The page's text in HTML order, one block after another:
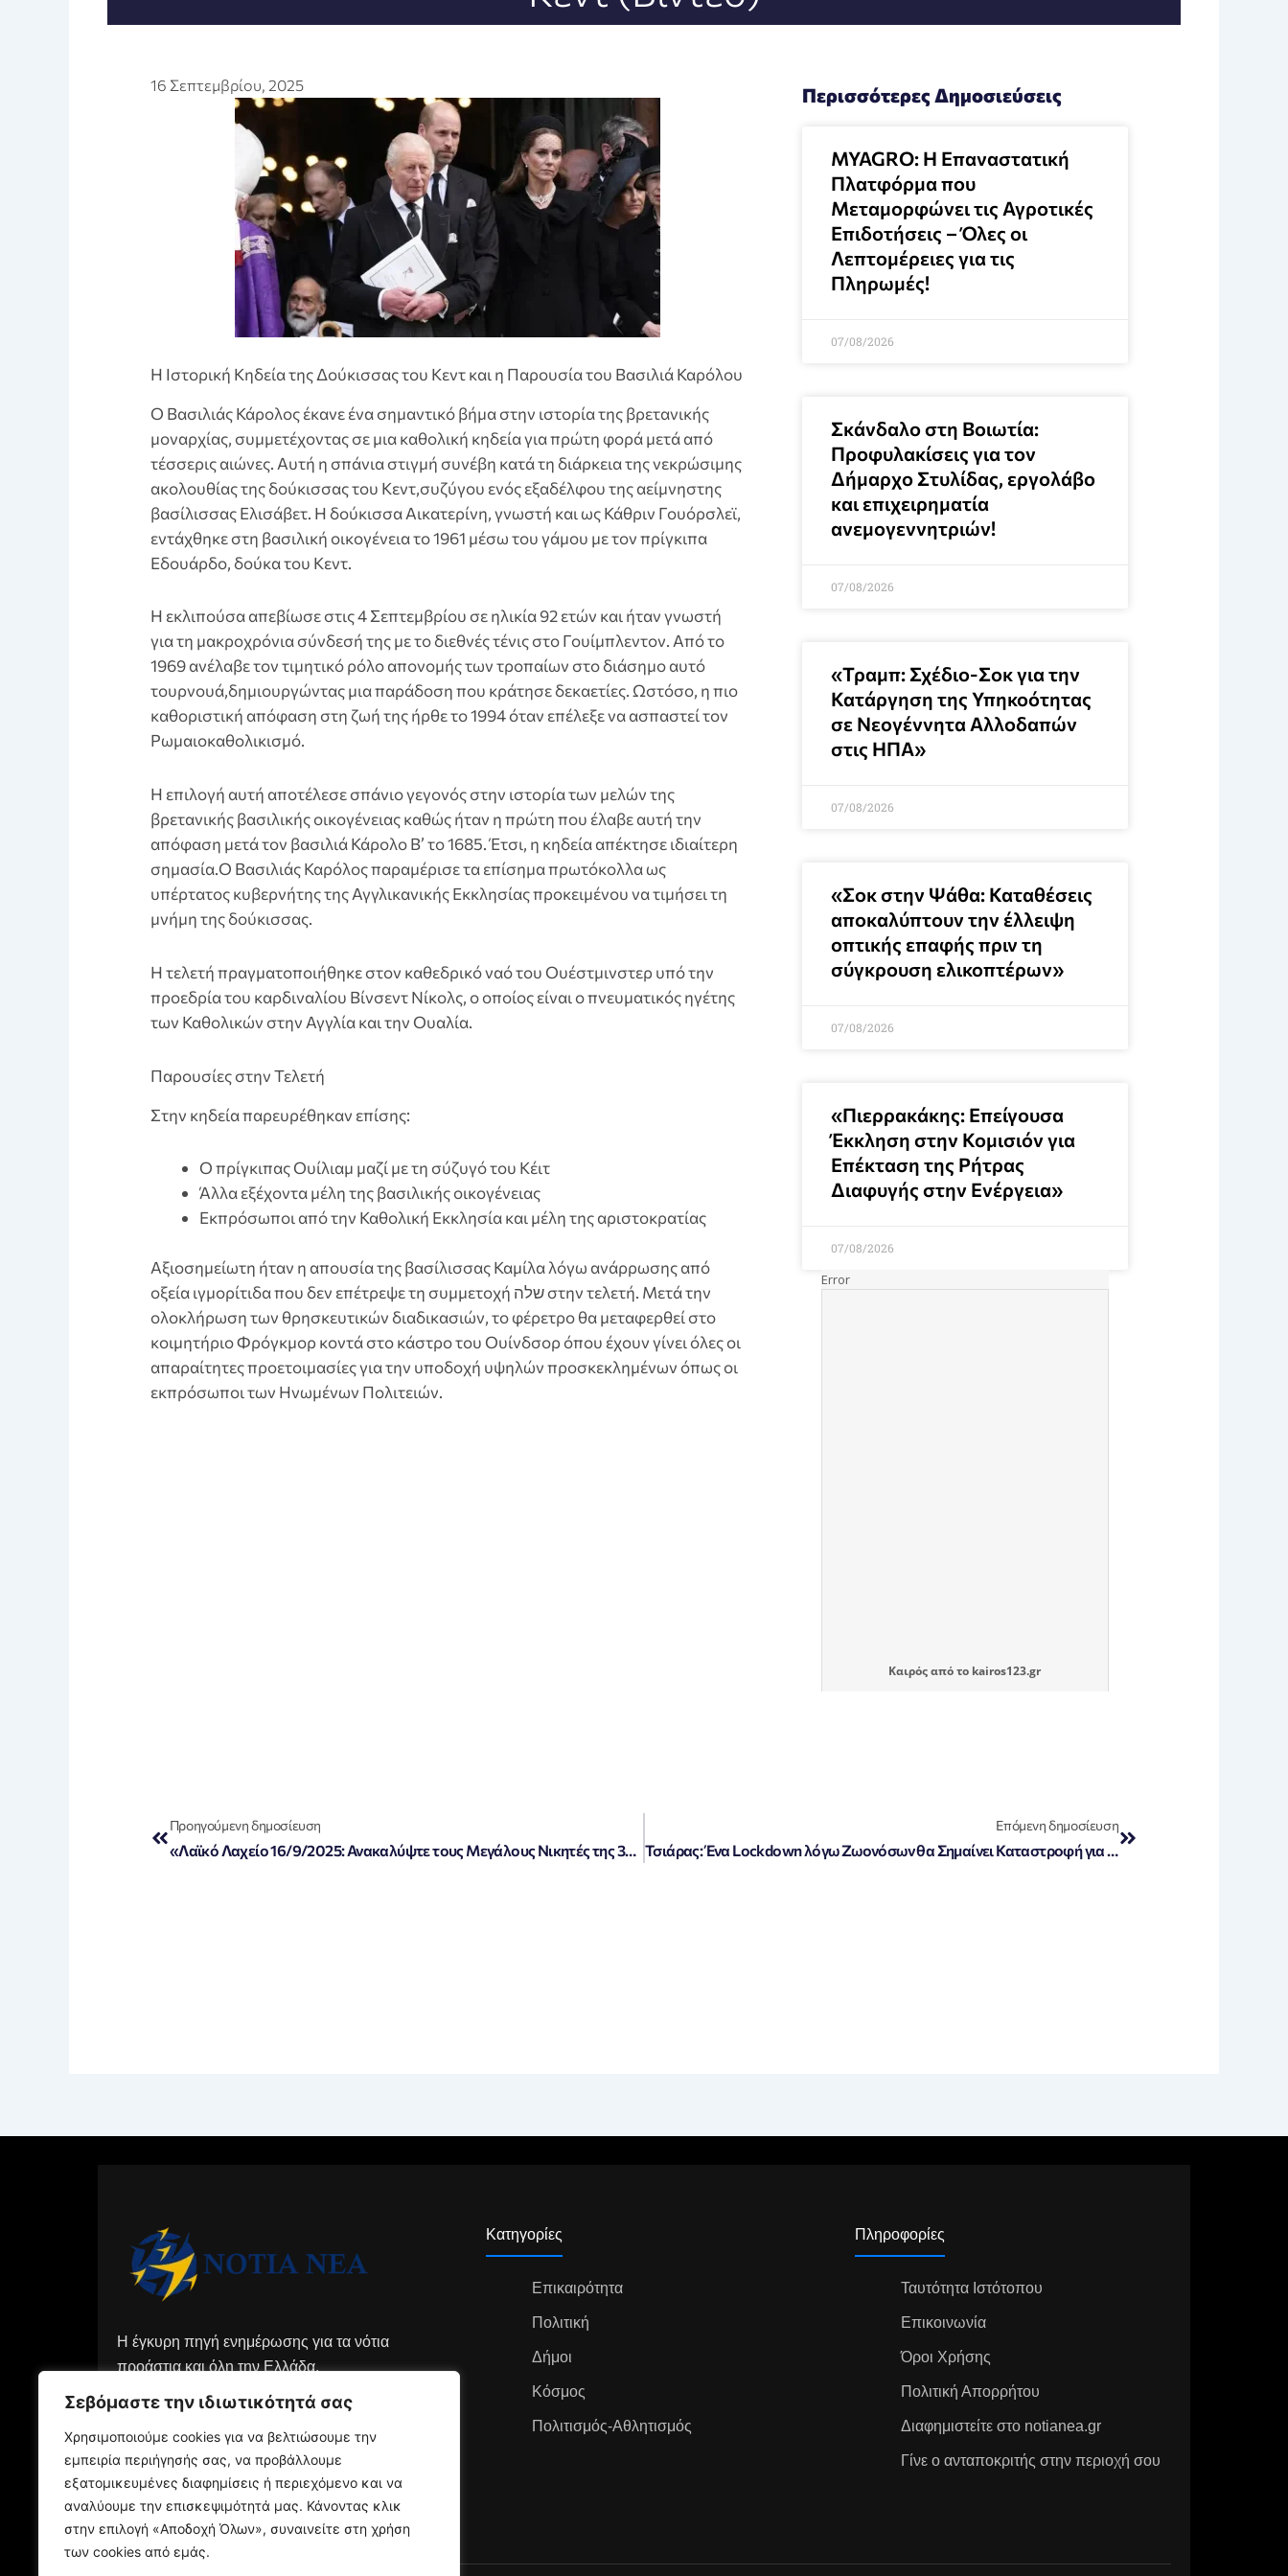
Σεβόμαστε την ιδιωτικότητά σας
Χρησιμοποιούμε cookies για να βελτιώσουμε την
εμπειρία περιήγησής σας, να προβάλλουμε
εξατομικευμένες διαφημίσεις ή περιεχόμενο και να
αναλύουμε την επισκεψιμότητά μας. Κάνοντας κλικ
στην επιλογή «Αποδοχή Όλων», συναινείτε στη χρήση
των cookies από εμάς.
16 Σεπτεμβρίου, 2025
Η Ιστορική Κηδεία της Δούκισσας του Κεντ και η Παρουσία του Βασιλιά Καρόλου
Ο Βασιλιάς Κάρολος έκανε ένα σημαντικό βήμα στην ιστορία της βρετανικής
μοναρχίας, συμμετέχοντας σε μια καθολική κηδεία για πρώτη φορά μετά από
τέσσερις αιώνες. Αυτή η σπάνια στιγμή συνέβη κατά τη διάρκεια της νεκρώσιμης
ακολουθίας της δούκισσας του Κεντ,συζύγου ενός εξαδέλφου της αείμνηστης
βασίλισσας Ελισάβετ. Η δούκισσα Αικατερίνη, γνωστή και ως Κάθριν Γουόρσλεϊ,
εντάχθηκε στη βασιλική οικογένεια το 1961 μέσω του γάμου με τον πρίγκιπα
Εδουάρδο, δούκα του Κεντ.
Η εκλιπούσα απεβίωσε στις 4 Σεπτεμβρίου σε ηλικία 92 ετών και ήταν γνωστή
για τη μακροχρόνια σύνδεσή της με το διεθνές τένις στο Γουίμπλεντον. Από το
1969 ανέλαβε τον τιμητικό ρόλο απονομής των τροπαίων στο διάσημο αυτό
τουρνουά,δημιουργώντας μια παράδοση που κράτησε δεκαετίες. Ωστόσο, η πιο
καθοριστική απόφαση στη ζωή της ήρθε το 1994 όταν επέλεξε να ασπαστεί τον
Ρωμαιοκαθολικισμό.
Η επιλογή αυτή αποτέλεσε σπάνιο γεγονός στην ιστορία των μελών της
βρετανικής βασιλικής οικογένειας καθώς ήταν η πρώτη που έλαβε αυτή την
απόφαση μετά τον βασιλιά Κάρολο Β’ το 1685. Έτσι, η κηδεία απέκτησε ιδιαίτερη
σημασία.Ο Βασιλιάς Καρόλος παραμέρισε τα επίσημα πρωτόκολλα ως
υπέρτατος κυβερνήτης της Αγγλικανικής Εκκλησίας προκειμένου να τιμήσει τη
μνήμη της δούκισσας.
Η τελετή πραγματοποιήθηκε στον καθεδρικό ναό του Ουέστμινστερ υπό την
προεδρία του καρδιναλίου Βίνσεντ Νίκολς, ο οποίος είναι ο πνευματικός ηγέτης
των Καθολικών στην Αγγλία και την Ουαλία.
Παρουσίες στην Τελετή
Στην κηδεία παρευρέθηκαν επίσης:
Ο πρίγκιπας Ουίλιαμ μαζί με τη σύζυγό του Κέιτ
Άλλα εξέχοντα μέλη της βασιλικής οικογένειας
Εκπρόσωποι από την Καθολική Εκκλησία και μέλη της αριστοκρατίας
Aξιοσημείωτη ήταν η απουσία της βασίλισσας Καμίλα λόγω ανάρρωσης από
οξεία ιγμορίτιδα που δεν επέτρεψε τη συμμετοχή שלה στην τελετή. Μετά την
ολοκλήρωση των θρησκευτικών διαδικασιών, το φέρετρο θα μεταφερθεί στο
κοιμητήριο Φρόγκμορ κοντά στο κάστρο του Ουίνδσορ όπου έχουν γίνει όλες οι
απαραίτητες προετοιμασίες για την υποδοχή υψηλών προσκεκλημένων όπως οι
εκπρόσωποι των Ηνωμένων Πολιτειών.
Περισσότερες Δημοσιεύσεις
MYAGRO: Η Επαναστατική
Πλατφόρμα που
Μεταμορφώνει τις Αγροτικές
Επιδοτήσεις – Όλες οι
Λεπτομέρειες για τις
Πληρωμές!
07/08/2026
Σκάνδαλο στη Βοιωτία:
Προφυλακίσεις για τον
Δήμαρχο Στυλίδας, εργολάβο
και επιχειρηματία
ανεμογεννητριών!
07/08/2026
«Τραμπ: Σχέδιο-Σοκ για την
Κατάργηση της Υπηκοότητας
σε Νεογέννητα Αλλοδαπών
στις ΗΠΑ»
07/08/2026
«Σοκ στην Ψάθα: Καταθέσεις
αποκαλύπτουν την έλλειψη
οπτικής επαφής πριν τη
σύγκρουση ελικοπτέρων»
07/08/2026
«Πιερρακάκης: Επείγουσα
Έκκληση στην Κομισιόν για
Επέκταση της Ρήτρας
Διαφυγής στην Ενέργεια»
07/08/2026
Καιρόςαπό το kairos123.gr
Προηγούμενη δημοσίευση
«Λαϊκό Λαχείο 16/9/2025: Ανακαλύψτε τους Μεγάλους Νικητές της 37ης Κλήρωσης!»
Επόμενη δημοσίευση
Τσιάρας: Ένα Lockdown λόγω Ζωονόσων θα Σημαίνει Καταστροφή για τη Γεωργία και την Κτηνοτροφία!
Η έγκυρη πηγή ενημέρωσης για τα νότια
προάστια και όλη την Ελλάδα.
Κατηγορίες
Επικαιρότητα
Πολιτική
Δήμοι
Κόσμος
Πολιτισμός-Αθλητισμός
Πληροφορίες
Ταυτότητα Ιστότοπου
Επικοινωνία
Όροι Χρήσης
Πολιτική Απορρήτου
Διαφημιστείτε στο notianea.gr
Γίνε ο ανταποκριτής στην περιοχή σου